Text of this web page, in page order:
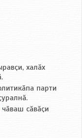
халӑх
парти
чӑваш сӑвӑҫи